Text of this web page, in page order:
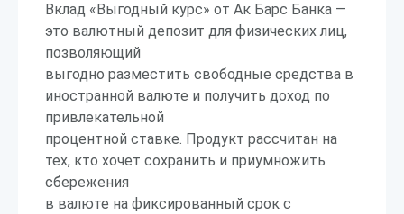
Вклад «Выгодный курс» от Ак Барс Банка —
это валютный депозит для физических лиц,
позволяющий
выгодно разместить свободные средства в
иностранной валюте и получить доход по
привлекательной
процентной ставке. Продукт рассчитан на
тех, кто хочет сохранить и приумножить
сбережения
в валюте на фиксированный срок с